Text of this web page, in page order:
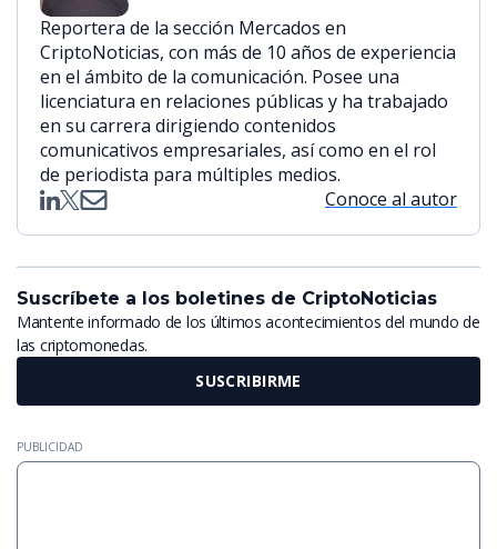
Reportera de la sección Mercados en
CriptoNoticias, con más de 10 años de experiencia
en el ámbito de la comunicación. Posee una
licenciatura en relaciones públicas y ha trabajado
en su carrera dirigiendo contenidos
comunicativos empresariales, así como en el rol
de periodista para múltiples medios.
Conoce al autor
Suscríbete a los boletines de CriptoNoticias
Mantente informado de los últimos acontecimientos del mundo de
las criptomonedas.
SUSCRIBIRME
PUBLICIDAD